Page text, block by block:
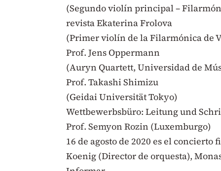
(Segundo violín principal –
revista Ekaterina Frolova
(Primer violín de la Filarmónica de
Prof. Jens Oppermann
(Auryn Quartett, Universidad de
Prof. Takashi Shimizu
(Geidai Universität Tokyo)
Wettbewerbsbüro: Leitung und
Prof. Semyon Rozin (Luxemburgo)
16 de agosto de 2020 es el
Koenig (Director de orquesta),